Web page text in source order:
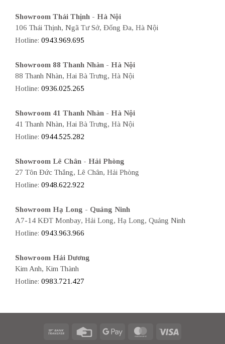
Showroom Thái Thịnh - Hà Nội
106 Thái Thịnh, Ngã Tư Sở, Đống Đa, Hà Nội
Hotline: 0943.969.695
Showroom 88 Thanh Nhàn - Hà Nội
88 Thanh Nhàn, Hai Bà Trưng, Hà Nội
Hotline: 0936.025.265
Showroom 41 Thanh Nhàn - Hà Nội
41 Thanh Nhàn, Hai Bà Trưng, Hà Nội
Hotline: 0944.525.282
Showroom Lê Chân - Hải Phòng
27 Tôn Đức Thắng, Lê Chân, Hải Phòng
Hotline: 0948.622.922
Showroom Hạ Long - Quảng Ninh
A7-14 KĐT Monbay, Hải Long, Hạ Long, Quảng Ninh
Hotline: 0943.963.966
Showroom Hải Dương
Kim Anh, Kim Thành
Hotline: 0983.721.427